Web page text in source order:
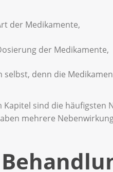
der Medikamente,
der Medikamente,
selbst, denn die
Kapitel sind die häufigsten
mehrere